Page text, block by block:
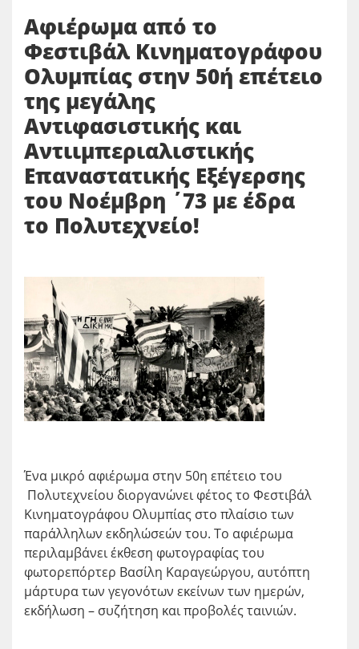
Αφιέρωμα από το
Φεστιβάλ Κινηματογράφου
Ολυμπίας στην 50ή επέτειο
της μεγάλης
Αντιφασιστικής και
Αντιιμπεριαλιστικής
Επαναστατικής Εξέγερσης
του Νοέμβρη ΄73 με έδρα
το Πολυτεχνείο!
Ένα μικρό αφιέρωμα στην 50η επέτειο του
Πολυτεχνείου διοργανώνει φέτος το Φεστιβάλ
Κινηματογράφου Ολυμπίας στο πλαίσιο των
παράλληλων εκδηλώσεών του. Το αφιέρωμα
περιλαμβάνει έκθεση φωτογραφίας του
φωτορεπόρτερ Βασίλη Καραγεώργου, αυτόπτη
μάρτυρα των γεγονότων εκείνων των ημερών,
εκδήλωση – συζήτηση και προβολές ταινιών.